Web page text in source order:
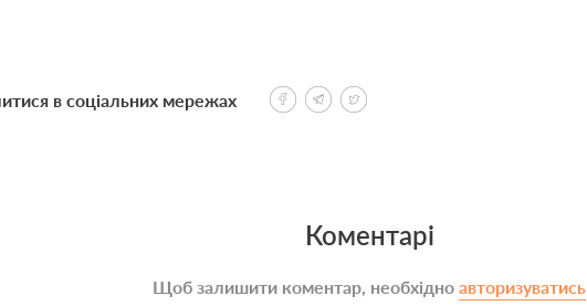
в соціальних мережах
Коментарі
Щоб залишити коментар, необхідно авторизуватись